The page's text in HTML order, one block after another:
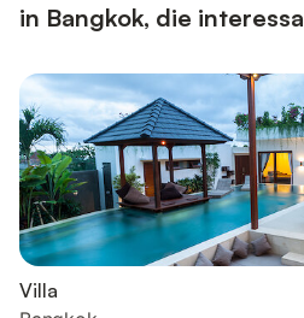
in Bangkok, die
Villa